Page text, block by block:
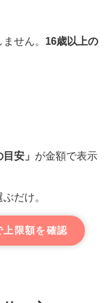
せん。 16歳以上の
安」 が金額で表示
だけ。
限額を確認